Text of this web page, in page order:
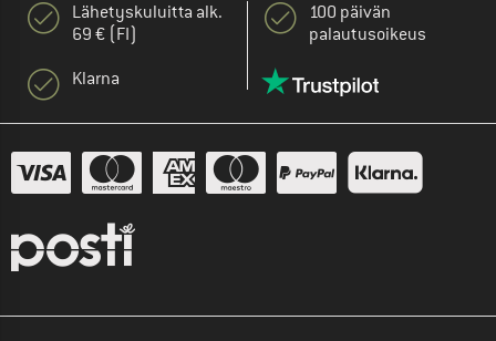
Lähetyskuluitta alk.
69 € (FI)
Klarna
100 päivän
palautusoikeus